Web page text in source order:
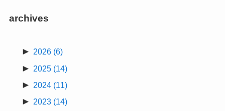
archives
► 2026 (6)
► 2025 (14)
► 2024 (11)
► 2023 (14)